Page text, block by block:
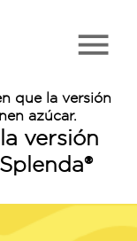
que la versión
azúcar.
versión